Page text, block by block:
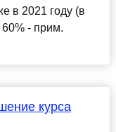
в 2021 году (в
- прим.
курса